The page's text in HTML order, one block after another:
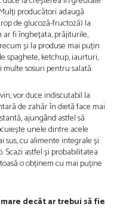
producători adaugă
de glucoză-fructoză) la
ar fi înghețata, prăjiturile,
și la produse mai puțin
spaghete, ketchup, iaurturi,
sosuri pentru salată.
vor duce indiscutabil la
de zahăr în dietă face mai
ajungȃnd astfel să
unele dintre acele
sus, cu alimente integrale și
astfel și probabilitatea
o obținem cu mai puține
decât ar trebui să fie